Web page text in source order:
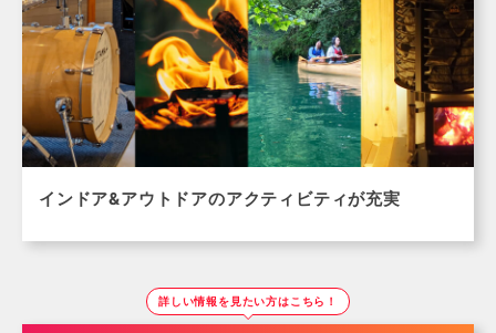
インドア&アウトドアのアクティビティが充実
詳しい情報を見たい方はこちら！